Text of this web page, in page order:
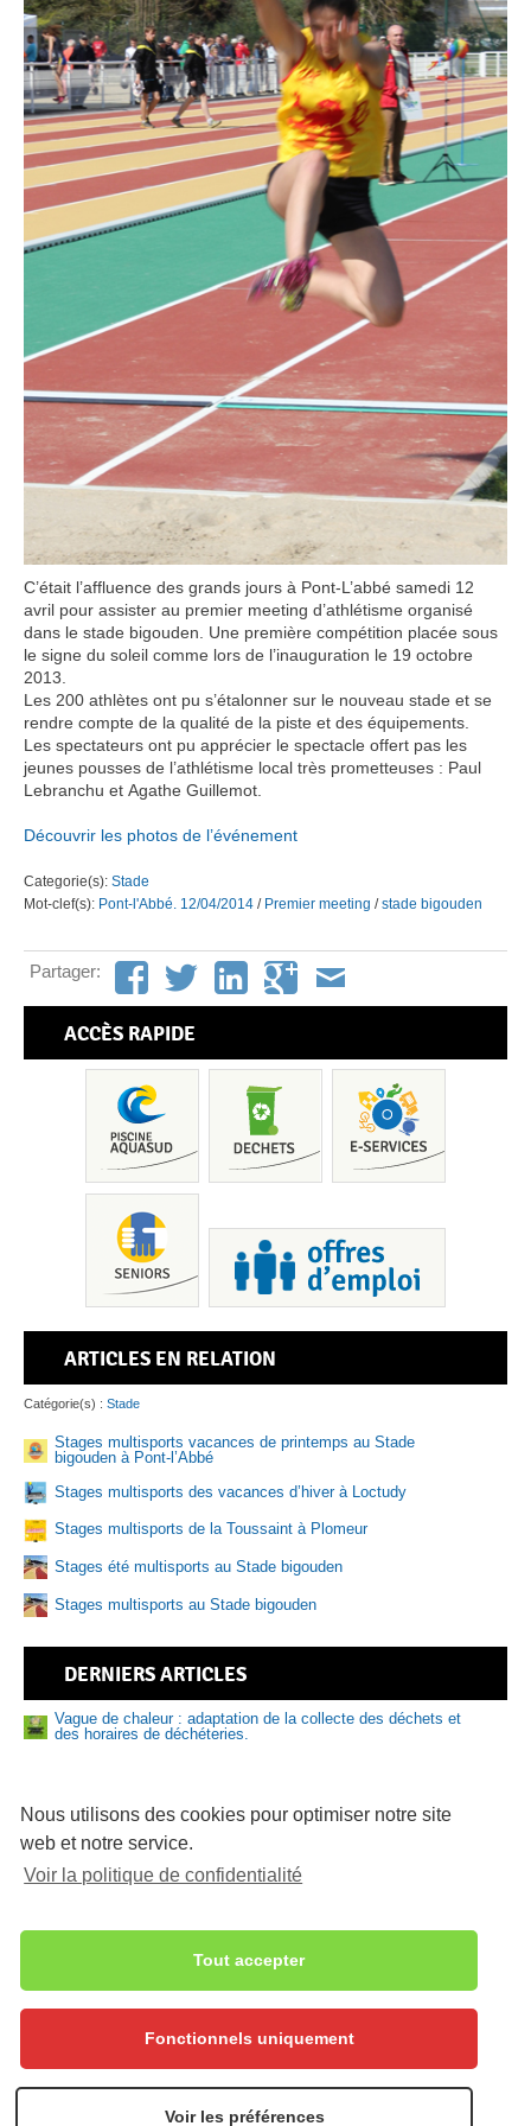
C’était l’affluence des grands jours à Pont-L’abbé samedi 12
avril pour assister au premier meeting d’athlétisme organisé
dans le stade bigouden. Une première compétition placée sous
le signe du soleil comme lors de l’inauguration le 19 octobre
2013.
Les 200 athlètes ont pu s’étalonner sur le nouveau stade et se
rendre compte de la qualité de la piste et des équipements.
Les spectateurs ont pu apprécier le spectacle offert pas les
jeunes pousses de l’athlétisme local très prometteuses : Paul
Lebranchu et Agathe Guillemot.
Découvrir les photos de l’événement
Categorie(s): Stade
Mot-clef(s): Pont-l'Abbé. 12/04/2014 / Premier meeting /stade bigouden
Partager:
ACCÈS RAPIDE
et offres d’emploi
ARTICLES EN RELATION
Catégorie(s) : Stade
Stages multisports vacances de printemps au Stade
bigouden à Pont-l’Abbé
Stages multisports des vacances d’hiver à Loctudy
Stages multisports de la Toussaint à Plomeur
Stages été multisports au Stade bigouden
Stages multisports au Stade bigouden
DERNIERS ARTICLES
Vague de chaleur : adaptation de la collecte des déchets et
des horaires de déchéteries.
81 logements abordables en vente sur le Pays bigouden
Délibérations du bureau communautaire du 16/07/2026
Sécheresse – Le Pays bigouden sud placé en alerte
renforcée
l’alimentation en eau potable
Sécheresse – Le Pays bigouden sud placé en alerte
Accueil Nous contacter
Mentions légales
Notice d’information générale RGPD
Politique de confidentialité
Recrutement
Connexion Haut de page
Nous utilisons des cookies pour optimiser notre site
web et notre service.
Voir la politique de confidentialité
Tout accepter
Fonctionnels uniquement
Voir les préférences